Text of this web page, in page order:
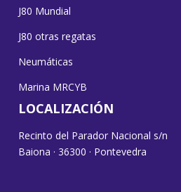
J80 Mundial
J80 otras regatas
Neumáticas
Marina MRCYB
LOCALIZACIÓN
Recinto del Parador Nacional s/n
Baiona · 36300 · Pontevedra